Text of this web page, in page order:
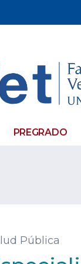
PREGRADO
Pública